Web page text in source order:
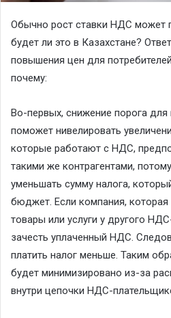
Обычно рост ставки НДС может
будет ли это в Казахстане?
повышения цен для
почему:
Во-первых, снижение порога
поможет нивелировать
которые работают с НДС,
такими же контрагентами,
уменьшать сумму налога,
бюджет. Если компания,
товары или услуги у другого
зачесть уплаченный НДС.
платить налог меньше. Таким
будет минимизировано из-за
внутри цепочки НДС-